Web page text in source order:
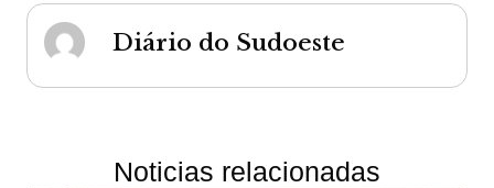
Diário do Sudoeste
Noticias relacionadas